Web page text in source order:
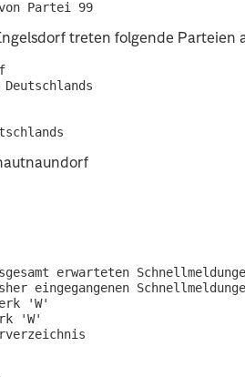
treten folgende Parteien
erwarteten
eingegangenen
'W'
'W'